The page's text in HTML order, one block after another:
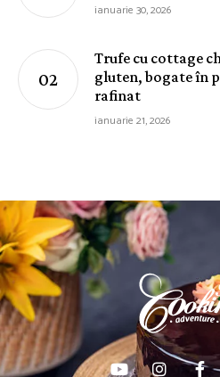
ianuarie 30, 2026
Trufe cu cottage
gluten, bogate în
rafinat
ianuarie 21, 2026